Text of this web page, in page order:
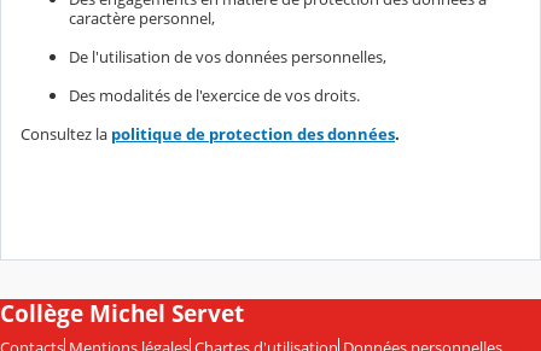
caractère personnel,
De l'utilisation de vos données personnelles,
Des modalités de l'exercice de vos droits.
Consultez la politique de protection des données.
Collège Michel Servet